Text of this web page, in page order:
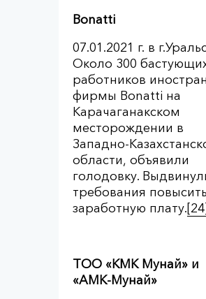
Bonatti
07.01.2021 г. в
Около 300
работников
фирмы Bonatti на
Карачаганакском
месторождении в
Западно-
области, объявили
голодовку.
требования повысить
заработную плату.
ТОО «КМК Мунай» и
«АМК-Мунай»